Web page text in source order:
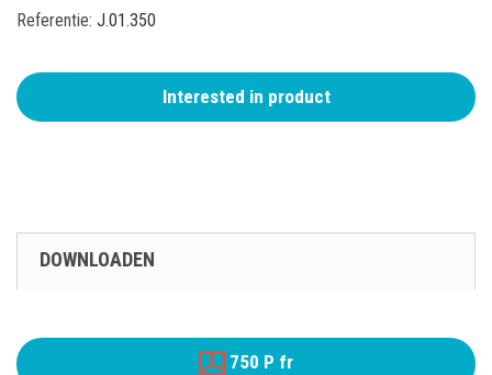
Referentie: J.01.350
Interested in product
DOWNLOADEN
750 P fr